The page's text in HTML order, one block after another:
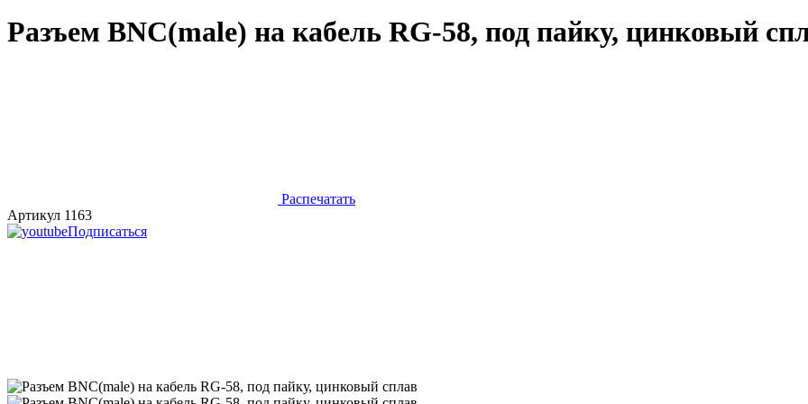
Разъем BNC(male) на кабель RG-58, под пайку, цинковый
Распечатать
Артикул 1163
Подписаться